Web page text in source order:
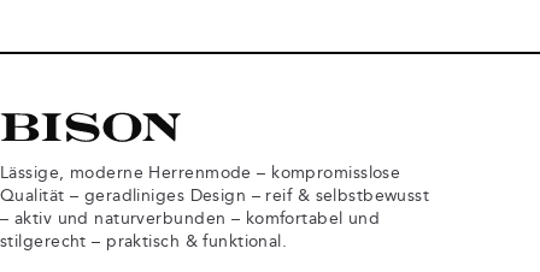
Lässige, moderne Herrenmode – kompromisslose
Qualität – geradliniges Design – reif & selbstbewusst
– aktiv und naturverbunden – komfortabel und
stilgerecht – praktisch & funktional.